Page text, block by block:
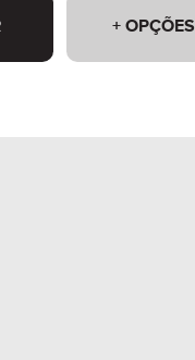
+ OPÇÕES